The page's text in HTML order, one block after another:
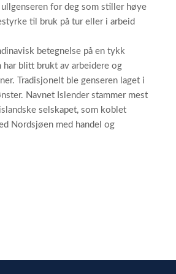
for deg som stiller høye
til bruk på tur eller i arbeid
betegnelse på en tykk
har blitt brukt av arbeidere og
Tradisjonelt ble genseren laget i
Navnet Islender stammer mest
selskapet, som koblet
Nordsjøen med handel og